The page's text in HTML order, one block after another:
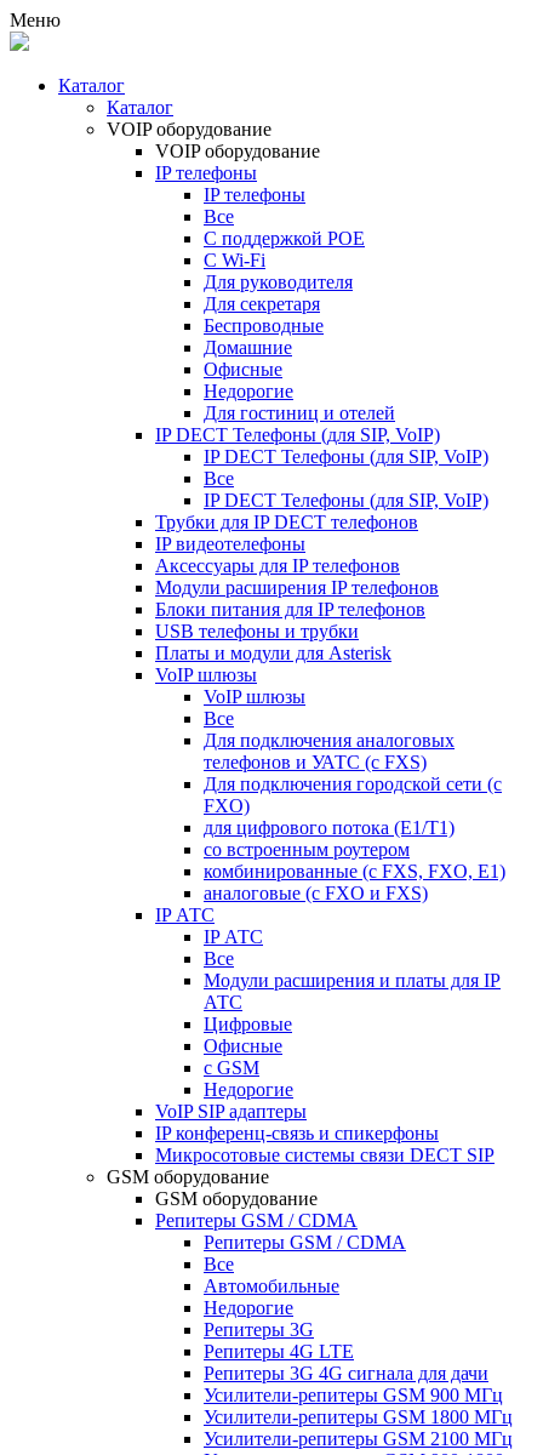
Меню
Каталог
Каталог
VOIP оборудование
VOIP оборудование
IP телефоны
IP телефоны
Все
С поддержкой POE
C Wi-Fi
Для руководителя
Для секретаря
Беспроводные
Домашние
Офисные
Недорогие
Для гостиниц и отелей
IP DECT Телефоны (для SIP, VoIP)
IP DECT Телефоны (для SIP, VoIP)
Все
IP DECT Телефоны (для SIP, VoIP)
Трубки для IP DECT телефонов
IP видеотелефоны
Аксессуары для IP телефонов
Модули расширения IP телефонов
Блоки питания для IP телефонов
USB телефоны и трубки
Платы и модули для Asterisk
VoIP шлюзы
VoIP шлюзы
Все
Для подключения аналоговых
телефонов и УАТС (с FXS)
Для подключения городской сети (с
FXO)
для цифрового потока (E1/T1)
со встроенным роутером
комбинированные (c FXS, FXO, E1)
аналоговые (с FXO и FXS)
IP АТС
IP АТС
Все
Модули расширения и платы для IP
АТС
Цифровые
Офисные
с GSM
Недорогие
VoIP SIP адаптеры
IP конференц-связь и спикерфоны
Микросотовые системы связи DECT SIP
GSM оборудование
GSM оборудование
Репитеры GSM / CDMA
Репитеры GSM / CDMA
Все
Автомобильные
Недорогие
Репитеры 3G
Репитеры 4G LTE
Репитеры 3G 4G сигнала для дачи
Усилители-репитеры GSM 900 МГц
Усилители-репитеры GSM 1800 МГц
Усилители-репитеры GSM 2100 МГц